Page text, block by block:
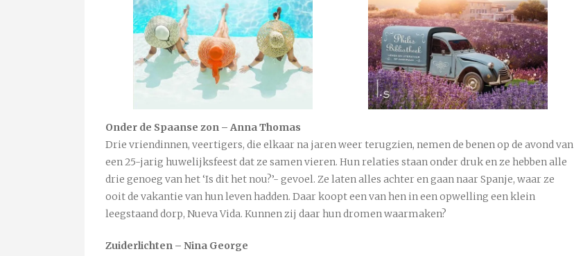
Onder de Spaanse zon – Anna Thomas
Drie vriendinnen, veertigers, die elkaar na jaren weer terugzien, nemen de benen op de avond van
een 25-jarig huwelijksfeest dat ze samen vieren. Hun relaties staan onder druk en ze hebben alle
drie genoeg van het ‘Is dit het nou?’- gevoel. Ze laten alles achter en gaan naar Spanje, waar ze
ooit de vakantie van hun leven hadden. Daar koopt een van hen in een opwelling een klein
leegstaand dorp, Nueva Vida. Kunnen zij daar hun dromen waarmaken?
Zuiderlichten – Nina George